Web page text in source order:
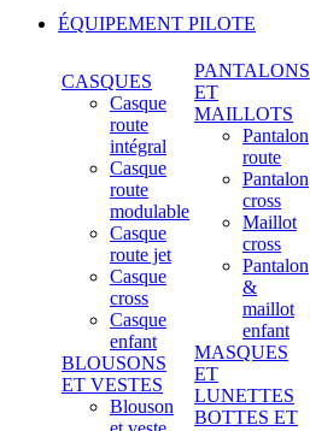
ÉQUIPEMENT PILOTE
CASQUES
Casque
route
intégral
Casque
route
modulable
Casque
route jet
Casque
cross
Casque
enfant
BLOUSONS
ET VESTES
Blouson
PANTALONS
ET
MAILLOTS
Pantalon
route
Pantalon
cross
Maillot
cross
Pantalon
&
maillot
enfant
MASQUES
ET
LUNETTES
BOTTES ET